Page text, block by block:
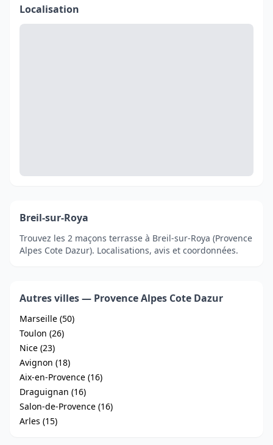
Localisation
Breil-sur-Roya
Trouvez les 2 maçons terrasse à Breil-sur-Roya (Provence
Alpes Cote Dazur). Localisations, avis et coordonnées.
Autres villes — Provence Alpes Cote Dazur
Marseille (50)
Toulon (26)
Nice (23)
Avignon (18)
Aix-en-Provence (16)
Draguignan (16)
Salon-de-Provence (16)
Arles (15)